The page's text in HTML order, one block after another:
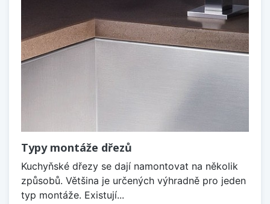
Typy montáže dřezů
Kuchyňské dřezy se dají namontovat na několik
způsobů. Většina je určených výhradně pro jeden
typ montáže. Existují...